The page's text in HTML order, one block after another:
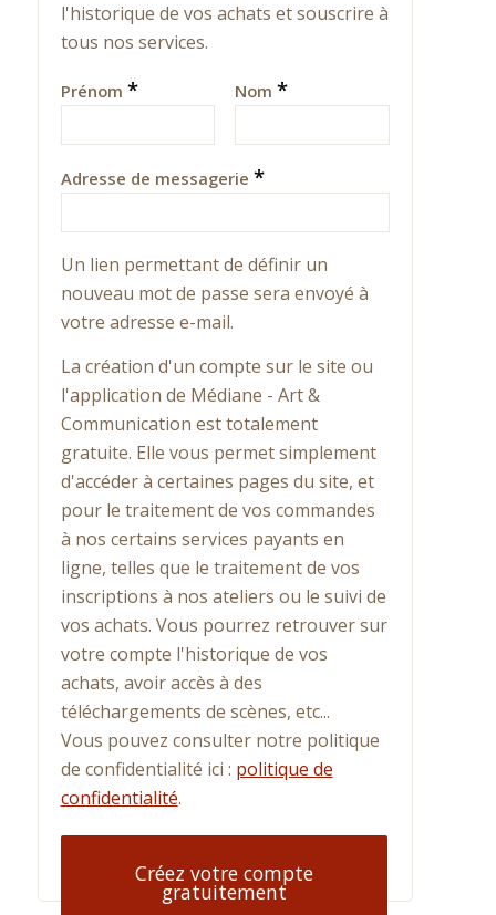
l'historique de vos achats et souscrire à
tous nos services.
Prénom * Nom *
Adresse de messagerie *
Un lien permettant de définir un
nouveau mot de passe sera envoyé à
votre adresse e-mail.
Alternative:
La création d'un compte sur le site ou
l'application de Médiane - Art &
Communication est totalement
gratuite. Elle vous permet simplement
d'accéder à certaines pages du site, et
pour le traitement de vos commandes
à nos certains services payants en
ligne, telles que le traitement de vos
inscriptions à nos ateliers ou le suivi de
vos achats. Vous pourrez retrouver sur
votre compte l'historique de vos
achats, avoir accès à des
téléchargements de scènes, etc...
Vous pouvez consulter notre politique
de confidentialité ici : politique de
confidentialité.
Créez votre compte
gratuitement